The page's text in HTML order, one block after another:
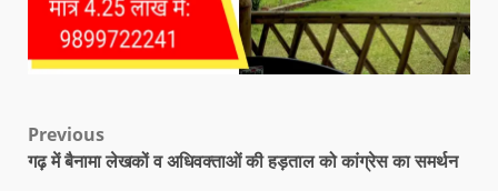
Previous
गढ़ में बैनामा लेखकों व अधिवक्ताओं की हड़ताल को कांग्रेस का समर्थन